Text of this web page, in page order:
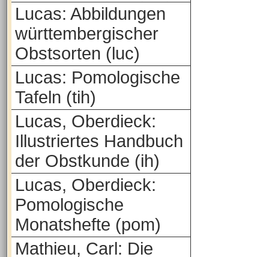
Lucas: Abbildungen
württembergischer
Obstsorten (luc)
Lucas: Pomologische
Tafeln (tih)
Lucas, Oberdieck:
Illustriertes Handbuch
der Obstkunde (ih)
Lucas, Oberdieck:
Pomologische
Monatshefte (pom)
Mathieu, Carl: Die